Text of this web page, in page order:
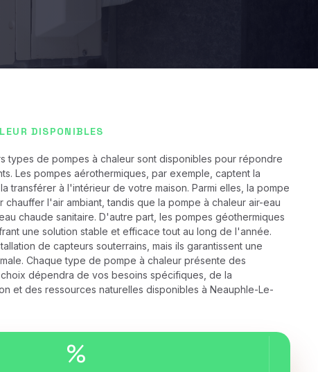
DISPONIBLES
types de pompes à chaleur sont disponibles pour répondre
Les pompes aérothermiques, par exemple, captent la
transférer à l'intérieur de votre maison. Parmi elles, la pompe
chauffer l'air ambiant, tandis que la pompe à chaleur air-eau
chaude sanitaire. D'autre part, les pompes géothermiques
une solution stable et efficace tout au long de l'année.
de capteurs souterrains, mais ils garantissent une
Chaque type de pompe à chaleur présente des
dépendra de vos besoins spécifiques, de la
et des ressources naturelles disponibles à Neauphle-Le-
%